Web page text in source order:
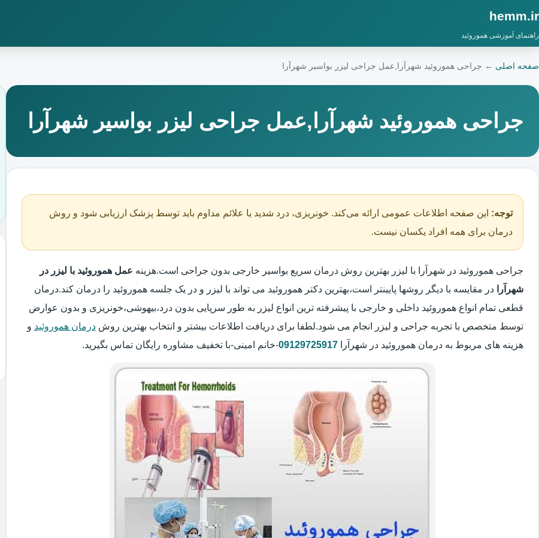
hemm.ir
راهنمای آموزشی هموروئید
صفحه اصلی ← جراحی هموروئید شهرآرا,عمل جراحی لیزر بواسیر شهرآرا
جراحی هموروئید شهرآرا,عمل جراحی لیزر بواسیر شهرآرا
توجه: این صفحه اطلاعات عمومی ارائه می‌کند. خونریزی، درد شدید یا علائم مداوم باید توسط پزشک ارزیابی شود و روش
درمان برای همه افراد یکسان نیست.
جراحی هموروئید در شهرآرا با لیزر بهترین روش درمان سریع بواسیر خارجی بدون جراحی است.هزینه عمل هموروئید با لیزر در
شهرآرا در مقایسه با دیگر روشها پایینتر است،بهترین دکتر هموروئید می تواند با لیزر و در یک جلسه هموروئید را درمان کند.درمان
قطعی تمام انواع هموروئید داخلی و خارجی با پیشرفته ترین انواع لیزر به طور سرپایی بدون درد،بیهوشی،خونریزی و بدون عوارض
توسط متخصص با تجربه جراحی و لیزر انجام می شود.لطفا برای دریافت اطلاعات بیشتر و انتخاب بهترین روش درمان هموروئید و
هزینه های مربوط به درمان هموروئید در شهرآرا 09129725917-خانم امینی-با تخفیف مشاوره رایگان تماس بگیرید.